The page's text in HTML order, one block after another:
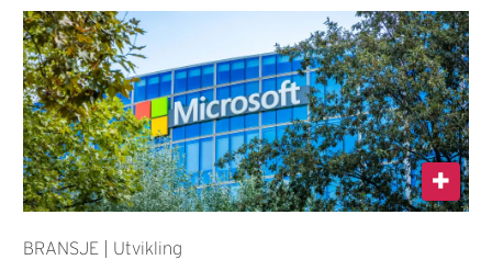
BRANSJE | Utvikling